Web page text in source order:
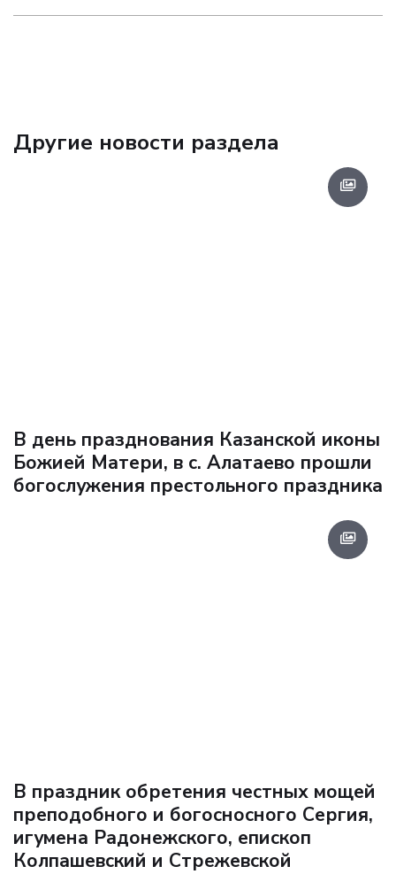
Другие новости раздела
В день празднования Казанской иконы
Божией Матери, в с. Алатаево прошли
богослужения престольного праздника
В праздник обретения честных мощей
преподобного и богосносного Сергия,
игумена Радонежского, епископ
Колпашевский и Стрежевской